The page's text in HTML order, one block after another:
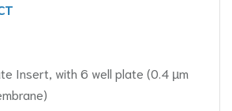
Insert, with 6 well plate (0.4 µm